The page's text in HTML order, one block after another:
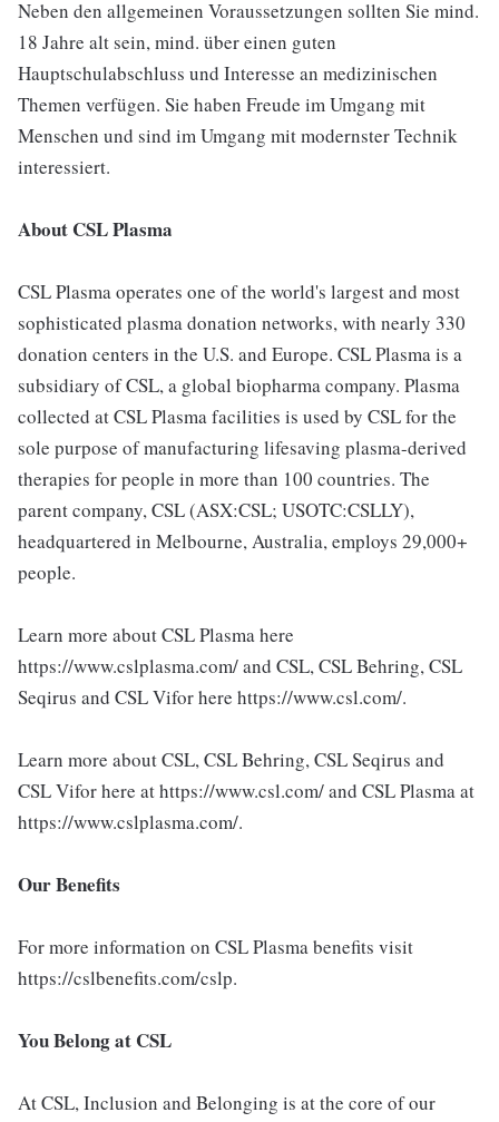
Neben den allgemeinen Voraussetzungen sollten Sie mind.
18 Jahre alt sein, mind. über einen guten
Hauptschulabschluss und Interesse an medizinischen
Themen verfügen. Sie haben Freude im Umgang mit
Menschen und sind im Umgang mit modernster Technik
interessiert.
About CSL Plasma
CSL Plasma operates one of the world's largest and most
sophisticated plasma donation networks, with nearly 330
donation centers in the U.S. and Europe. CSL Plasma is a
subsidiary of CSL, a global biopharma company. Plasma
collected at CSL Plasma facilities is used by CSL for the
sole purpose of manufacturing lifesaving plasma-derived
therapies for people in more than 100 countries. The
parent company, CSL (ASX:CSL; USOTC:CSLLY),
headquartered in Melbourne, Australia, employs 29,000+
people.
Learn more about CSL Plasma here
https://www.cslplasma.com/ and CSL, CSL Behring, CSL
Seqirus and CSL Vifor here https://www.csl.com/.
Learn more about CSL, CSL Behring, CSL Seqirus and
CSL Vifor here at https://www.csl.com/ and CSL Plasma at
https://www.cslplasma.com/.
Our Benefits
For more information on CSL Plasma benefits visit
https://cslbenefits.com/cslp.
You Belong at CSL
At CSL, Inclusion and Belonging is at the core of our